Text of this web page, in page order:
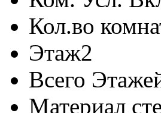
Кол.во
Этаж2
Всего
Материал